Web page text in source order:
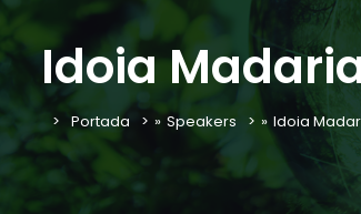
Idoia
Portada » Speakers » Idoia